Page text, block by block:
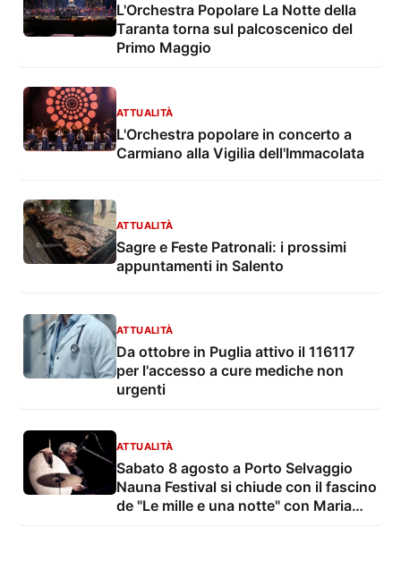
L'Orchestra Popolare La Notte della
Taranta torna sul palcoscenico del
Primo Maggio
ATTUALITÀ
L'Orchestra popolare in concerto a
Carmiano alla Vigilia dell'Immacolata
ATTUALITÀ
Sagre e Feste Patronali: i prossimi
appuntamenti in Salento
ATTUALITÀ
Da ottobre in Puglia attivo il 116117
per l'accesso a cure mediche non
urgenti
ATTUALITÀ
Sabato 8 agosto a Porto Selvaggio
Nauna Festival si chiude con il fascino
de "Le mille e una notte" con Maria